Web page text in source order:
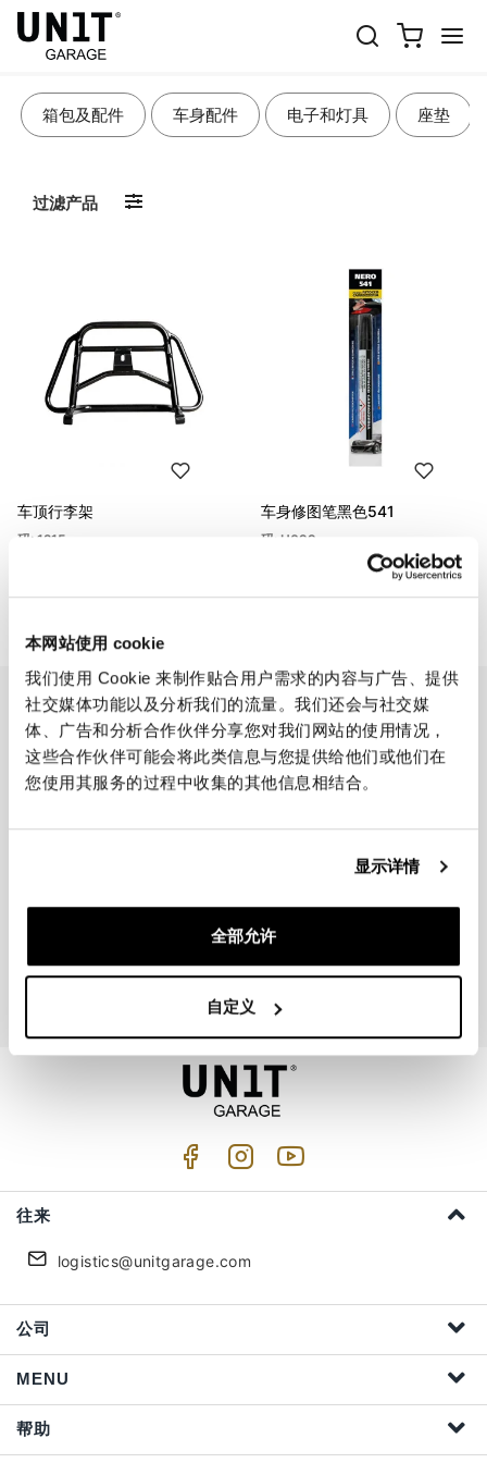
本网站使用 cookie
我们使用 Cookie 来制作贴合用户需求的内容与广告、提供
社交媒体功能以及分析我们的流量。我们还会与社交媒
体、广告和分析合作伙伴分享您对我们网站的使用情况，
这些合作伙伴可能会将此类信息与您提供给他们或他们在
您使用其服务的过程中收集的其他信息相结合。
显示详情
全部允许
自定义
箱包及配件 车身配件 电子和灯具 座垫
过滤产品
车顶行李架
码: 1215
车身修图笔黑色541
码: U099
EMAIL NEWSLETTER
订阅我们的新闻
加入我们
往来
logistics@unitgarage.com
公司
MENU
帮助